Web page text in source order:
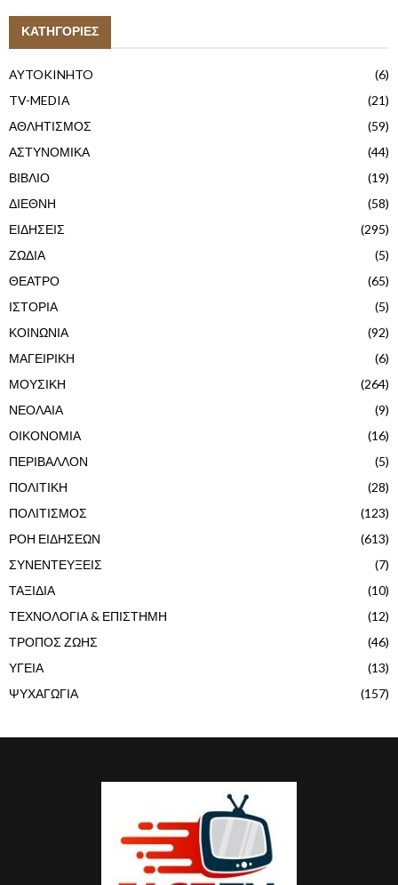
ΚΑΤΗΓΟΡΙΕΣ
AYTOKINHTO
(6)
TV-MEDIA
(21)
ΑΘΛΗΤΙΣΜΟΣ
(59)
ΑΣΤΥΝΟΜΙΚΑ
(44)
ΒΙΒΛΙΟ
(19)
ΔΙΕΘΝΗ
(58)
ΕΙΔΗΣΕΙΣ
(295)
ΖΩΔΙΑ
(5)
ΘΕΑΤΡΟ
(65)
ΙΣΤΟΡΙΑ
(5)
ΚΟΙΝΩΝΙΑ
(92)
ΜΑΓΕΙΡΙΚΗ
(6)
ΜΟΥΣΙΚΗ
(264)
ΝΕΟΛΑΙΑ
(9)
ΟΙΚΟΝΟΜΙΑ
(16)
ΠΕΡΙΒΑΛΛΟΝ
(5)
ΠΟΛΙΤΙΚΗ
(28)
ΠΟΛΙΤΙΣΜΟΣ
(123)
ΡΟΗ ΕΙΔΗΣΕΩΝ
(613)
ΣΥΝΕΝΤΕΥΞΕΙΣ
(7)
ΤΑΞΙΔΙΑ
(10)
ΤΕΧΝΟΛΟΓΙΑ & ΕΠΙΣΤΗΜΗ
(12)
ΤΡΟΠΟΣ ΖΩΗΣ
(46)
ΥΓΕΙΑ
(13)
ΨΥΧΑΓΩΓΙΑ
(157)